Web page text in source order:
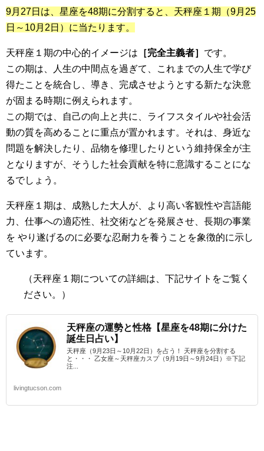
9月27日は、星座を48期に分割すると、 天秤座１期（9月25
日～10月2日） に当たります。
天秤座１期の中心的イメージは ［完全主義者］ です。
この期は、人生の中間点を過ぎて、これまでの人生で学び
得たことを統合し、導き、完成させようとする新たな決意
が固まる時期に例えられます。
この期では、自己の向上と共に、ライフスタイルや社会活
動の質を高めることに重点が置かれます。それは、身近な
問題を解決したり、品物を修理したりという維持保全が主
となりますが、そうした社会貢献を特に意識することにな
るでしょう。
天秤座１期は、成熟した大人が、より高い客観性や言語能
力、仕事への適応性、社交術などを発展させ、長期の事業
を やり遂げるのに必要な忍耐力を養うことを象徴的に示し
ています。
（天秤座１期についての詳細は、下記サイトをご覧く
ださい。）
天秤座の運勢と性格【星座を48期に分けた
誕生日占い】
天秤座（9月23日～10月22日）を占う！ 天秤座を分割する
と・・・ 乙女座～天秤座カスプ（9月19日～9月24日）※下記
注...
livingtucson.com